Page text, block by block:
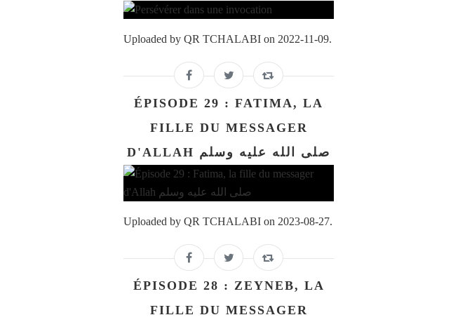
Uploaded by QR TCHALABI on 2022-11-09.
ÉPISODE 29 : FATIMA, LA
FILLE DU MESSAGER
D'ALLAH صلى الله عليه وسلم
Uploaded by QR TCHALABI on 2023-08-27.
ÉPISODE 28 : ZEYNEB, LA
FILLE DU MESSAGER